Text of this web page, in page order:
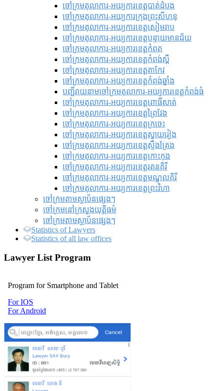
ចៅក្រមតុលាការ-អយ្យការខេត្តបាត់ដំបង
ចៅក្រមតុលាការ-អយ្យការ​ក្រុងព្រះសីហនុ
ចៅក្រមតុលាការ-អយ្យការខេត្តសៀមរាប
ចៅក្រមតុលាការ-អយ្យការខេត្តបន្ទាយមានជ័យ
ចៅក្រមតុលាការ-អយ្យការខេត្តកំពត
ចៅក្រមតុលាការ-អយ្យការខេត្តកំពង់ស្ពឺ
ចៅក្រមតុលាការ-អយ្យការខេត្តតាកែវ
ចៅក្រមតុលាការ-អយ្យការខេត្តកំពង់ឆ្នាំង
បញ្ជីរាយនាមចៅក្រមតុលាការ-អយ្យការខេត្តកំពង់ធំ
ចៅក្រមតុលាការ-អយ្យការខេត្តពោធិ៍សាត់
ចៅក្រមតុលាការ-អយ្យការខេត្តព្រៃវែង
ចៅក្រមតុលាការ-អយ្យការខេត្តក្រចេះ
ចៅក្រមតុលាការ-អយ្យការខេត្តស្វាយរៀង
ចៅក្រមតុលាការ-អយ្យការខេត្តស្ទឹងត្រែង
ចៅក្រមតុលាការ-អយ្យការខេត្តកោះកុង
ចៅក្រមតុលាការ-អយ្យការខេត្តរតនគិរី
ចៅក្រមតុលាការ-អយ្យការខេត្តមណ្ឌលគិរី
ចៅក្រមតុលាការ-អយ្យការខេត្តព្រះវិហា
ចៅក្រមតាមស្ថាប័នផ្សេងៗ
ចៅក្រមនៅក្រសួងយុត្តិធម៌
ចៅក្រមតាមស្ថាប័នផ្សេងៗ
Statistics of Lawyers
Statistics of all law offices
Lawyer List Program
Program for Smartphone and Tablet
For IOS
For Android